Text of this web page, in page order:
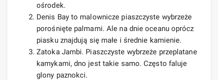
ośrodek.
Denis Bay to malownicze piaszczyste wybrzeże
porośnięte palmami. Ale na dnie oceanu oprócz
piasku znajdują się małe i średnie kamienie.
Zatoka Jambi. Piaszczyste wybrzeże przeplatane
kamykami, dno jest takie samo. Często faluje
glony paznokci.